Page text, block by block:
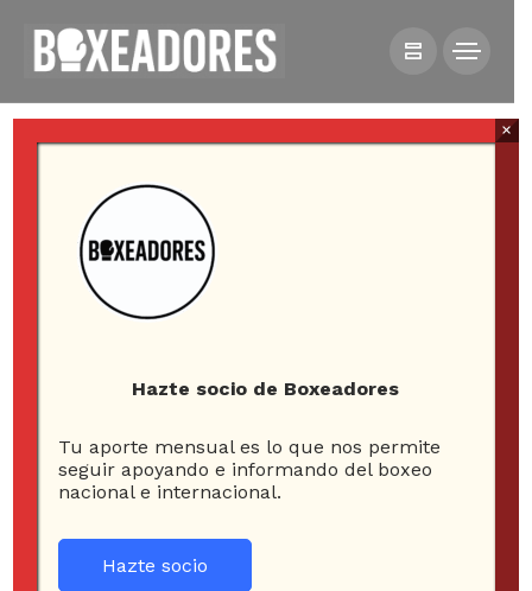
1
Hazte socio de Boxeadores
Tu aporte mensual es lo que nos permite
seguir apoyando e informando del boxeo
nacional e internacional.
Hazte socio
×